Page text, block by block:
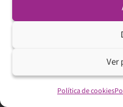
Ver
Política de cookies